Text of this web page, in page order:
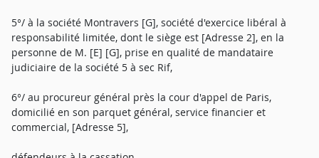
5°/ à la société Montravers [G], société d'exercice libéral à
responsabilité limitée, dont le siège est [Adresse 2], en la
personne de M. [E] [G], prise en qualité de mandataire
judiciaire de la société 5 à sec Rif,
6°/ au procureur général près la cour d'appel de Paris,
domicilié en son parquet général, service financier et
commercial, [Adresse 5],